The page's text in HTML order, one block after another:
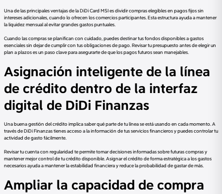
Una de las principales ventajas de la DiDi Card MSI es dividir compras elegibles en pagos fijos sin
intereses adicionales, cuando lo ofrecen los comercios participantes. Esta estructura ayuda a mantener
la liquidez mensual al evitar grandes gastos puntuales.
Cuando las compras se planifican con cuidado, puedes destinar tus fondos disponibles a gastos
esenciales sin dejar de cumplir con tus obligaciones de pago. Revisar tu presupuesto antes de elegir un
plan a plazos es un paso clave para asegurarte de que los pagos futuros sean manejables.
Asignación inteligente de la línea
de crédito dentro de la interfaz
digital de DiDi Finanzas
Una buena gestión del crédito implica saber qué parte de tu línea se está usando en cada momento. A
través de DiDi Finanzas tienes acceso a la información de tus servicios financieros y puedes controlar tu
actividad de gasto fácilmente.
Revisar tu cuenta con regularidad te permite tomar decisiones informadas sobre futuras compras y
mantener mejor control de tu crédito disponible. Asignar el crédito de forma estratégica a los gastos
necesarios ayuda a mantener la estabilidad financiera y reduce la probabilidad de gastar de más.
Ampliar la capacidad de compra